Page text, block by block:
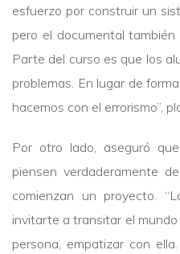
esfuerzo por construir un
pero el documental también
Parte del curso es que los
problemas. En lugar de
hacemos con el errorismo”,
Por otro lado, aseguró
piensen verdaderamente
comienzan un proyecto.
invitarte a transitar el
persona, empatizar con